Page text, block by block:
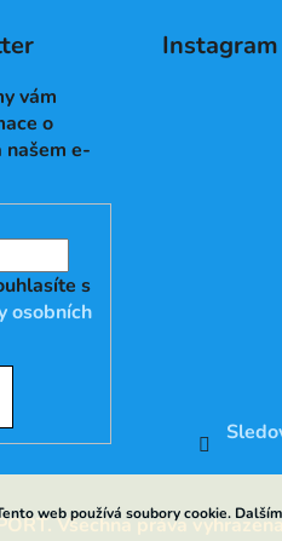
web používá soubory cookie.
vám
o
našem e-
s
osobních
Instagram
. Všechna práva